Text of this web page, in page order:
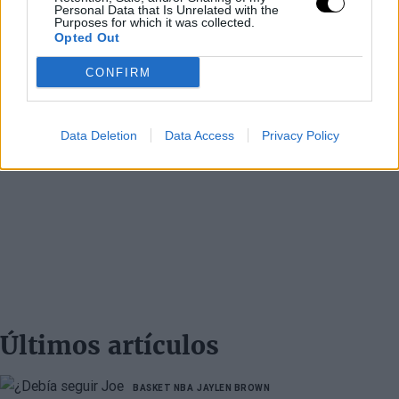
Personal Data that Is Unrelated with the
Purposes for which it was collected.
Opted Out
CONFIRM
Data Deletion Data Access Privacy Policy
Últimos artículos
BASKET NBA JAYLEN BROWN